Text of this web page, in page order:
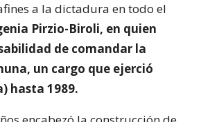
a la dictadura en todo el
Pirzio-Biroli, en quien
de comandar la
un cargo que ejerció
hasta 1989.